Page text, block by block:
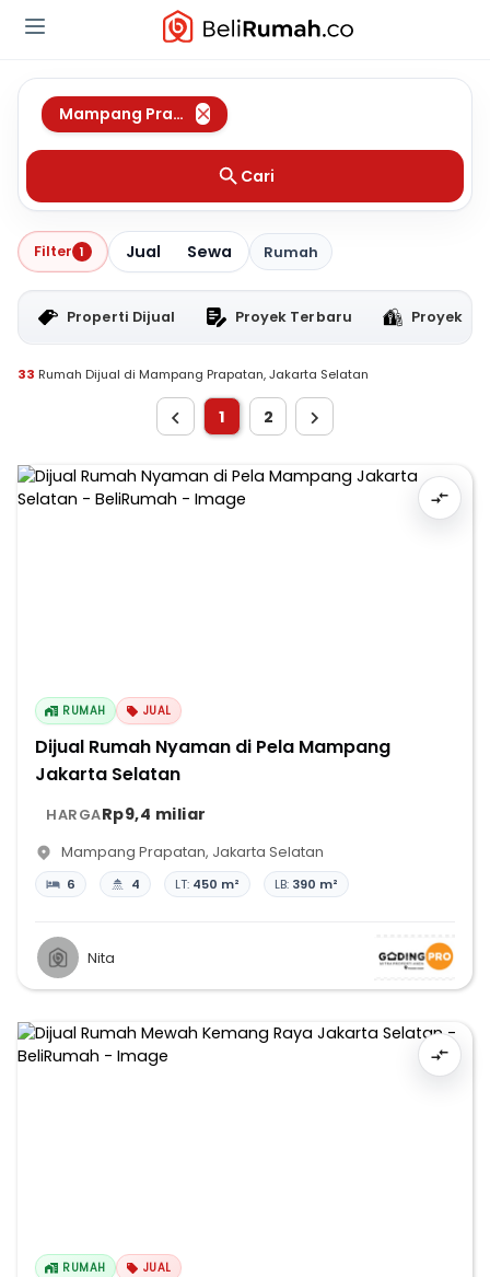
Mampang Prapatan ,
Cari
Filter 1 Jual Sewa Rumah
Properti Dijual Proyek Terbaru Proyek
33 Rumah Dijual di Mampang Prapatan, Jakarta Selatan
1 2
RUMAH JUAL
Dijual Rumah Nyaman di Pela Mampang
Jakarta Selatan
HARGARp9,4 miliar
Mampang Prapatan, Jakarta Selatan
6 4 LT: 450 m² LB: 390 m²
Nita
RUMAH JUAL